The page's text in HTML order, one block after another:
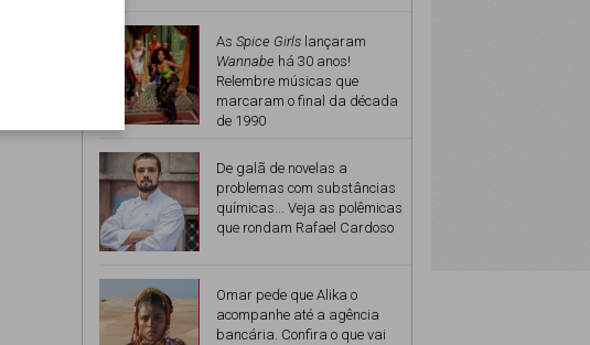
As Spice Girls lançaram
Wannabe há 30 anos!
Relembre músicas que
marcaram o final da década
de 1990
De galã de novelas a
problemas com substâncias
químicas... Veja as polêmicas
que rondam Rafael Cardoso
Omar pede que Alika o
acompanhe até a agência
bancária. Confira o que vai